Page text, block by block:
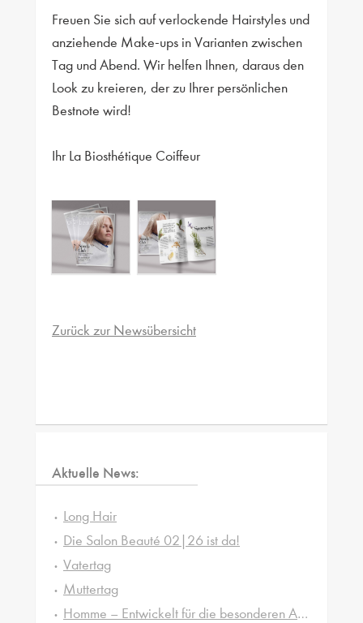
Freuen Sie sich auf verlockende Hairstyles und
anziehende Make-ups in Varianten zwischen
Tag und Abend. Wir helfen Ihnen, daraus den
Look zu kreieren, der zu Ihrer persönlichen
Bestnote wird!
Ihr La Biosthétique Coiffeur
Zurück zur Newsübersicht
Aktuelle News:
Long Hair
Die Salon Beauté 02|26 ist da!
Vatertag
Muttertag
Homme – Entwickelt für die besonderen Ansprüche von Männerhaut und -haar